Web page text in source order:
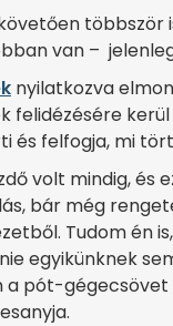
többször
van –
nyilatkozva
felidézésére
és felfogja, mi
volt mindig,
bár még
Tudom én
egyikünknek
a pót-